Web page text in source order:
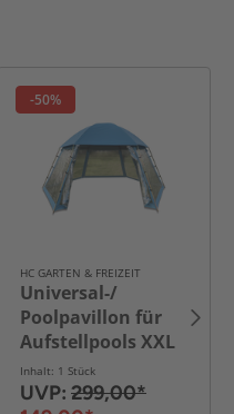
-50%
HC GARTEN & FREIZEIT
Universal-/
Poolpavillon für
Aufstellpools XXL
aus PVC, ca. 600 x
520 x 280 cm - Blau
Inhalt: 1 Stück
UVP: 299,00*